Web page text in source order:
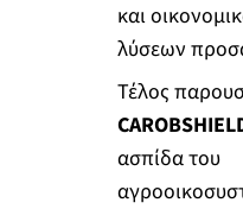
και
λύσεων
Τέλος
ασπίδα του